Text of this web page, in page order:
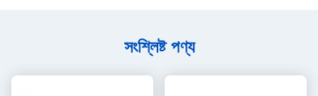
সংশ্লিষ্ট পণ্য